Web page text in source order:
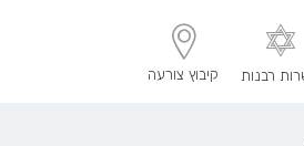
רבנות קיבוץ צורעה